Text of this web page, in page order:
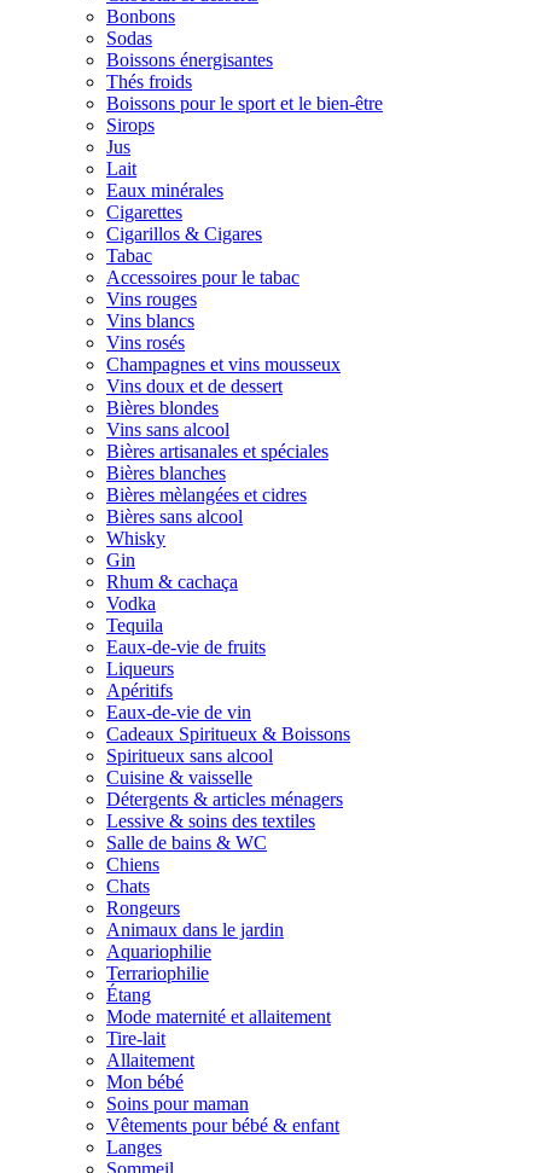
Bonbons
Sodas
Boissons énergisantes
Thés froids
Boissons pour le sport et le bien-être
Sirops
Jus
Lait
Eaux minérales
Cigarettes
Cigarillos & Cigares
Tabac
Accessoires pour le tabac
Vins rouges
Vins blancs
Vins rosés
Champagnes et vins mousseux
Vins doux et de dessert
Bières blondes
Vins sans alcool
Bières artisanales et spéciales
Bières blanches
Bières mèlangées et cidres
Bières sans alcool
Whisky
Gin
Rhum & cachaça
Vodka
Tequila
Eaux-de-vie de fruits
Liqueurs
Apéritifs
Eaux-de-vie de vin
Cadeaux Spiritueux & Boissons
Spiritueux sans alcool
Cuisine & vaisselle
Détergents & articles ménagers
Lessive & soins des textiles
Salle de bains & WC
Chiens
Chats
Rongeurs
Animaux dans le jardin
Aquariophilie
Terrariophilie
Étang
Mode maternité et allaitement
Tire-lait
Allaitement
Mon bébé
Soins pour maman
Vêtements pour bébé & enfant
Langes
Sommeil